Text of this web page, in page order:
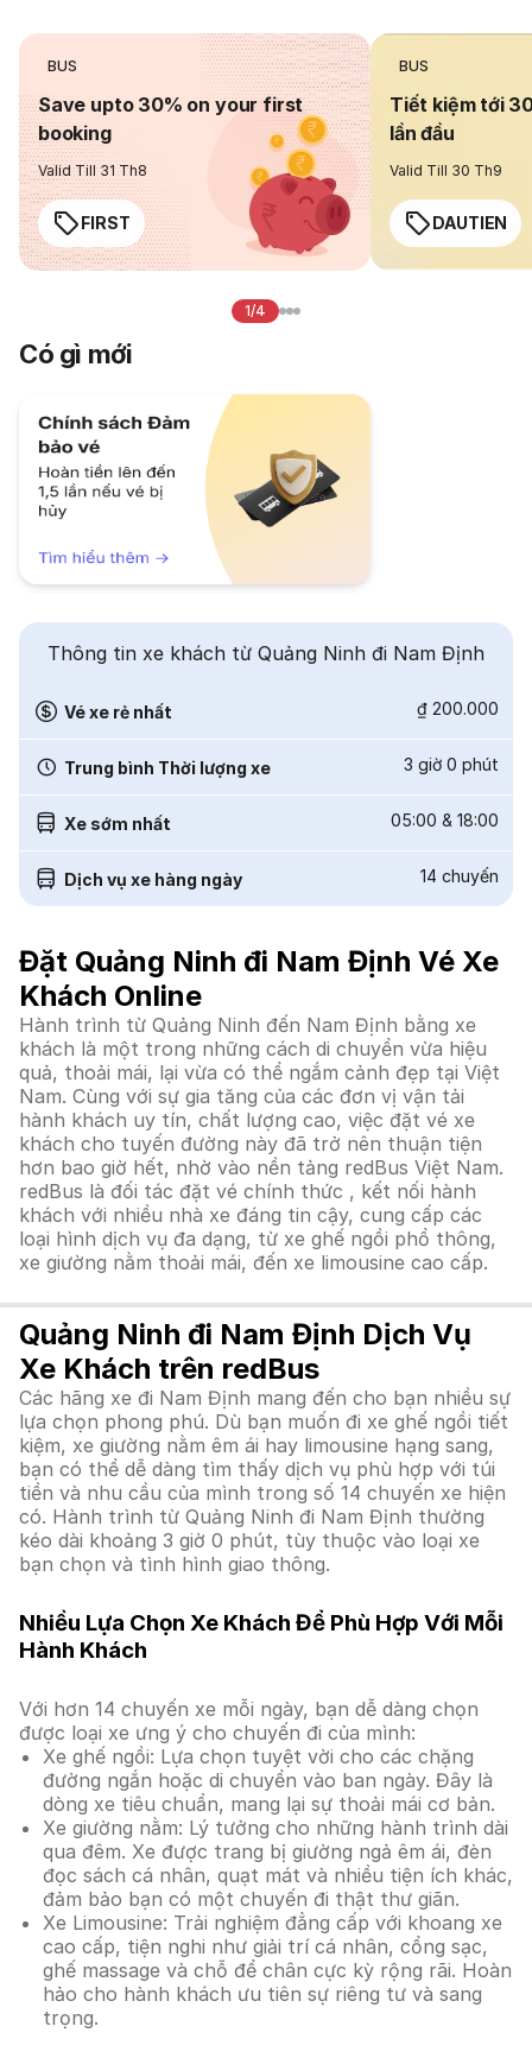
BUS
Save upto 30% on your first
booking
Valid Till 31 Th8
FIRST
BUS
Tiết kiệm tới
lần đầu
Valid Till 30 Th9
DAUTIEN
1/4
Có gì mới
Thông tin xe khách từ Quảng Ninh đi Nam Định
Vé xe rẻ nhất ₫ 200.000
Trung bình Thời lượng xe 3 giờ 0 phút
Xe sớm nhất 05:00 & 18:00
Dịch vụ xe hàng ngày 14 chuyến
Đặt Quảng Ninh đi Nam Định Vé Xe
Khách Online
Hành trình từ Quảng Ninh đến Nam Định bằng xe
khách là một trong những cách di chuyển vừa hiệu
quả, thoải mái, lại vừa có thể ngắm cảnh đẹp tại Việt
Nam. Cùng với sự gia tăng của các đơn vị vận tải
hành khách uy tín, chất lượng cao, việc đặt vé xe
khách cho tuyến đường này đã trở nên thuận tiện
hơn bao giờ hết, nhờ vào nền tảng redBus Việt Nam.
redBus là đối tác đặt vé chính thức , kết nối hành
khách với nhiều nhà xe đáng tin cậy, cung cấp các
loại hình dịch vụ đa dạng, từ xe ghế ngồi phổ thông,
xe giường nằm thoải mái, đến xe limousine cao cấp.
Quảng Ninh đi Nam Định Dịch Vụ
Xe Khách trên redBus
Các hãng xe đi Nam Định mang đến cho bạn nhiều sự
lựa chọn phong phú. Dù bạn muốn đi xe ghế ngồi tiết
kiệm, xe giường nằm êm ái hay limousine hạng sang,
bạn có thể dễ dàng tìm thấy dịch vụ phù hợp với túi
tiền và nhu cầu của mình trong số 14 chuyến xe hiện
có. Hành trình từ Quảng Ninh đi Nam Định thường
kéo dài khoảng 3 giờ 0 phút, tùy thuộc vào loại xe
bạn chọn và tình hình giao thông.
Nhiều Lựa Chọn Xe Khách Để Phù Hợp Với Mỗi
Hành Khách
Với hơn 14 chuyến xe mỗi ngày, bạn dễ dàng chọn
được loại xe ưng ý cho chuyến đi của mình:
Xe ghế ngồi: Lựa chọn tuyệt vời cho các chặng
đường ngắn hoặc di chuyển vào ban ngày. Đây là
dòng xe tiêu chuẩn, mang lại sự thoải mái cơ bản.
Xe giường nằm: Lý tưởng cho những hành trình dài
qua đêm. Xe được trang bị giường ngả êm ái, đèn
đọc sách cá nhân, quạt mát và nhiều tiện ích khác,
đảm bảo bạn có một chuyến đi thật thư giãn.
Xe Limousine: Trải nghiệm đẳng cấp với khoang xe
cao cấp, tiện nghi như giải trí cá nhân, cổng sạc,
ghế massage và chỗ để chân cực kỳ rộng rãi. Hoàn
hảo cho hành khách ưu tiên sự riêng tư và sang
trọng.